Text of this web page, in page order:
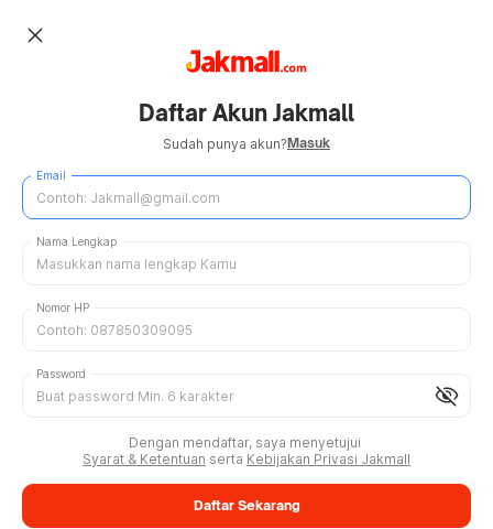
close
Daftar Akun Jakmall
Sudah punya akun?Masuk
Email
Nama Lengkap
Nomor HP
visibility_off
Password
Dengan mendaftar, saya menyetujui
Syarat & Ketentuan serta Kebijakan Privasi Jakmall
Daftar Sekarang